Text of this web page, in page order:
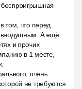
том, что перед
А ещё
и прочих
в 1 месте,
очень
не требуются